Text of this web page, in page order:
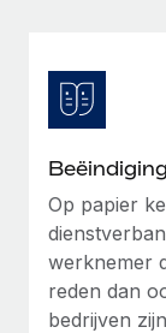
Compliance
Blijf
Lever en
Support
BLOG
Global Payroll
EOR en PEO
Op papier
werknemer
reden dan
bedrijven